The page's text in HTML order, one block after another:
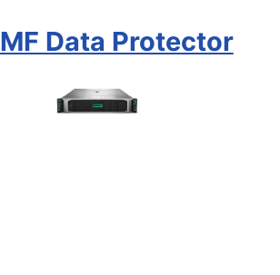
MF Data Protector